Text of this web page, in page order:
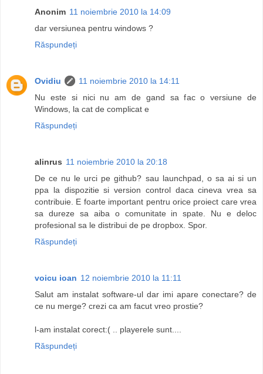
Anonim 11 noiembrie 2010 la 14:09
dar versiunea pentru windows ?
Răspundeți
Ovidiu
11 noiembrie 2010 la 14:11
Nu este si nici nu am de gand sa fac o versiune de
Windows, la cat de complicat e
Răspundeți
alinrus 11 noiembrie 2010 la 20:18
De ce nu le urci pe github? sau launchpad, o sa ai si un
ppa la dispozitie si version control daca cineva vrea sa
contribuie. E foarte important pentru orice proiect care vrea
sa dureze sa aiba o comunitate in spate. Nu e deloc
profesional sa le distribui de pe dropbox. Spor.
Răspundeți
voicu ioan 12 noiembrie 2010 la 11:11
Salut am instalat software-ul dar imi apare conectare? de
ce nu merge? crezi ca am facut vreo prostie?
l-am instalat corect:( .. playerele sunt....
Răspundeți